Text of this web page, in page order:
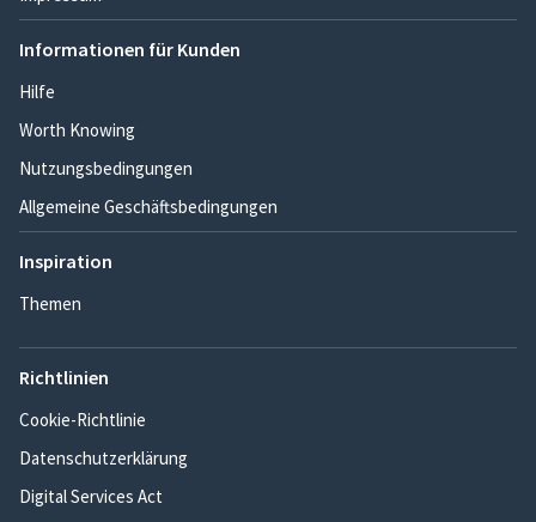
Informationen für Kunden
Hilfe
Worth Knowing
Nutzungsbedingungen
Allgemeine Geschäftsbedingungen
Inspiration
Themen
Richtlinien
Cookie-Richtlinie
Datenschutzerklärung
Digital Services Act